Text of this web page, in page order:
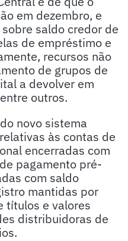
em dezembro, e
saldo credor de
de empréstimo e
recursos não
de grupos de
a devolver em
outros.
novo sistema
às contas de
encerradas com
pagamento pré-
com saldo
mantidas por
títulos e valores
distribuidoras de